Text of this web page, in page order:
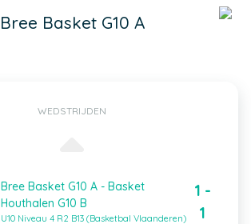
Bree Basket G10 A
WEDSTRIJDEN
Bree Basket G10 A - Basket
Houthalen G10 B
U10 Niveau 4 R2 B13 (Basketbal Vlaanderen)
1 -
1